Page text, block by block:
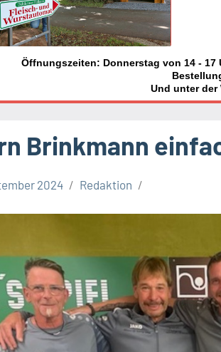
Öffnungszeiten: Donnerstag von 14 - 17
Und unter der
Brinkmann
2024 Redaktion